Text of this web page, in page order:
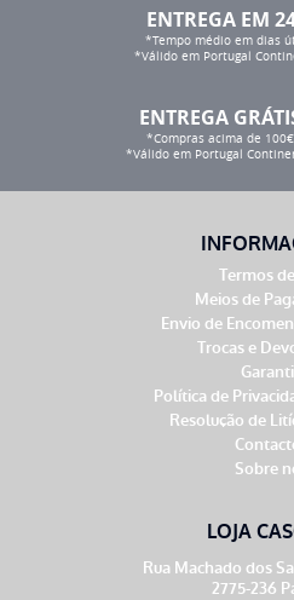
ENTREGA EM
*Tempo médio em dias
*Válido em Portugal
ENTREGA
*Compras acima de 100€
*Válido em Portugal
Termos
Meios de
Envio de
Trocas e
Política de
Resolução de
Sobre
LOJA
Rua Machado dos
2775-236